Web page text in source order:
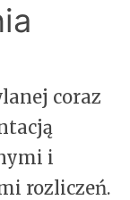
coraz
i
rozliczeń.